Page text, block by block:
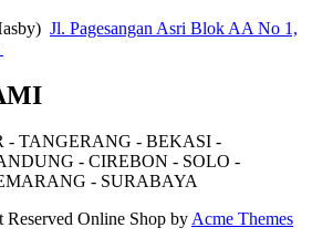
Jl. Pagesangan Asri Blok AA No 1,
- TANGERANG - BEKASI -
- CIREBON - SOLO -
- SURABAYA
Online Shop byAcme Themes